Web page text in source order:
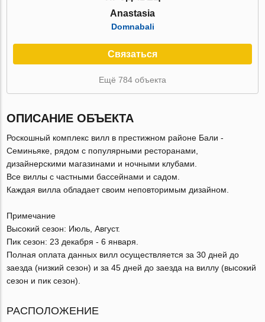
Anastasia
Domnabali
Связаться
Ещё 784 объекта
ОПИСАНИЕ ОБЪЕКТА
Роскошный комплекс вилл в престижном районе Бали -
Семиньяке, рядом с популярными ресторанами,
дизайнерскими магазинами и ночными клубами.
Все виллы с частными бассейнами и садом.
Каждая вилла обладает своим неповторимым дизайном.
Примечание
Высокий сезон: Июль, Август.
Пик сезон: 23 декабря - 6 января.
Полная оплата данных вилл осуществляется за 30 дней до
заезда (низкий сезон) и за 45 дней до заезда на виллу (высокий
сезон и пик сезон).
РАСПОЛОЖЕНИЕ